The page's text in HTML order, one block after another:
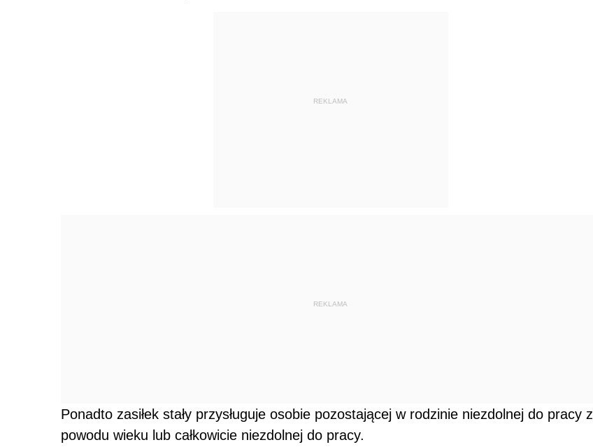
REKLAMA
REKLAMA
Ponadto zasiłek stały przysługuje osobie pozostającej w rodzinie niezdolnej do pracy z
powodu wieku lub całkowicie niezdolnej do pracy.